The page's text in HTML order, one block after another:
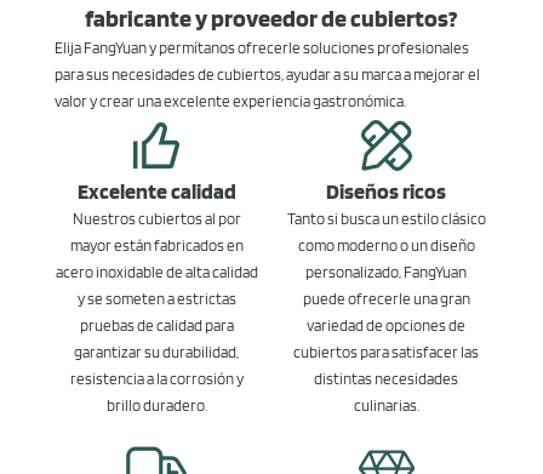
fabricante y proveedor de cubiertos?
Elija FangYuan y permítanos ofrecerle soluciones profesionales
para sus necesidades de cubiertos, ayudar a su marca a mejorar el
valor y crear una excelente experiencia gastronómica.
Excelente calidad
Nuestros cubiertos al por
mayor están fabricados en
acero inoxidable de alta calidad
y se someten a estrictas
pruebas de calidad para
garantizar su durabilidad,
resistencia a la corrosión y
brillo duradero.
Diseños ricos
Tanto si busca un estilo clásico
como moderno o un diseño
personalizado, FangYuan
puede ofrecerle una gran
variedad de opciones de
cubiertos para satisfacer las
distintas necesidades
culinarias.